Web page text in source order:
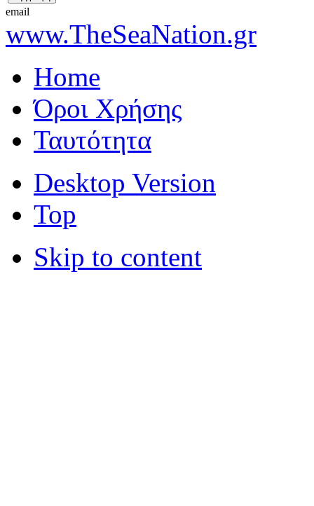
email
www.TheSeaNation.gr
Home
Όροι Χρήσης
Ταυτότητα
Desktop Version
Top
Skip to content